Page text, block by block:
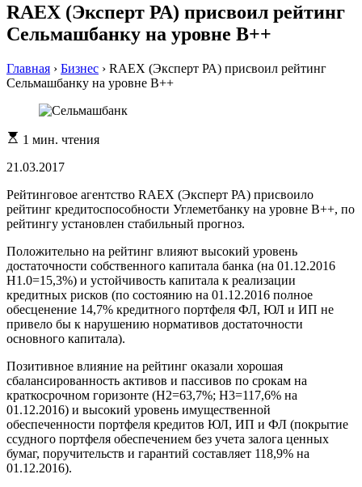
RAEX (Эксперт РА) присвоил рейтинг
Сельмашбанку на уровне B++
Главная › Бизнес › RAEX (Эксперт РА) присвоил рейтинг
Сельмашбанку на уровне B++
Расчетное
чтения
1 мин. чтения
21.03.2017
Рейтинговое агентство RAEX (Эксперт РА) присвоило
рейтинг кредитоспособности Углеметбанку на уровне В++, по
рейтингу установлен стабильный прогноз.
Положительно на рейтинг влияют высокий уровень
достаточности собственного капитала банка (на 01.12.2016
Н1.0=15,3%) и устойчивость капитала к реализации
кредитных рисков (по состоянию на 01.12.2016 полное
обесценение 14,7% кредитного портфеля ФЛ, ЮЛ и ИП не
привело бы к нарушению нормативов достаточности
основного капитала).
Позитивное влияние на рейтинг оказали хорошая
сбалансированность активов и пассивов по срокам на
краткосрочном горизонте (Н2=63,7%; Н3=117,6% на
01.12.2016) и высокий уровень имущественной
обеспеченности портфеля кредитов ЮЛ, ИП и ФЛ (покрытие
ссудного портфеля обеспечением без учета залога ценных
бумаг, поручительств и гарантий составляет 118,9% на
01.12.2016).